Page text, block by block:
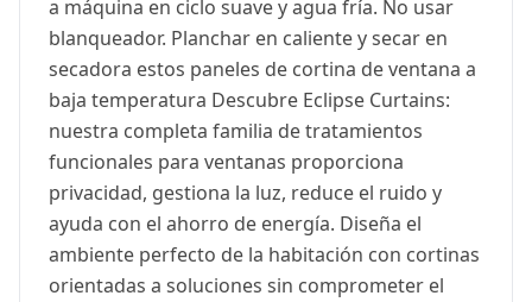
a máquina en ciclo suave y agua fría. No usar
blanqueador. Planchar en caliente y secar en
secadora estos paneles de cortina de ventana a
baja temperatura Descubre Eclipse Curtains:
nuestra completa familia de tratamientos
funcionales para ventanas proporciona
privacidad, gestiona la luz, reduce el ruido y
ayuda con el ahorro de energía. Diseña el
ambiente perfecto de la habitación con cortinas
orientadas a soluciones sin comprometer el